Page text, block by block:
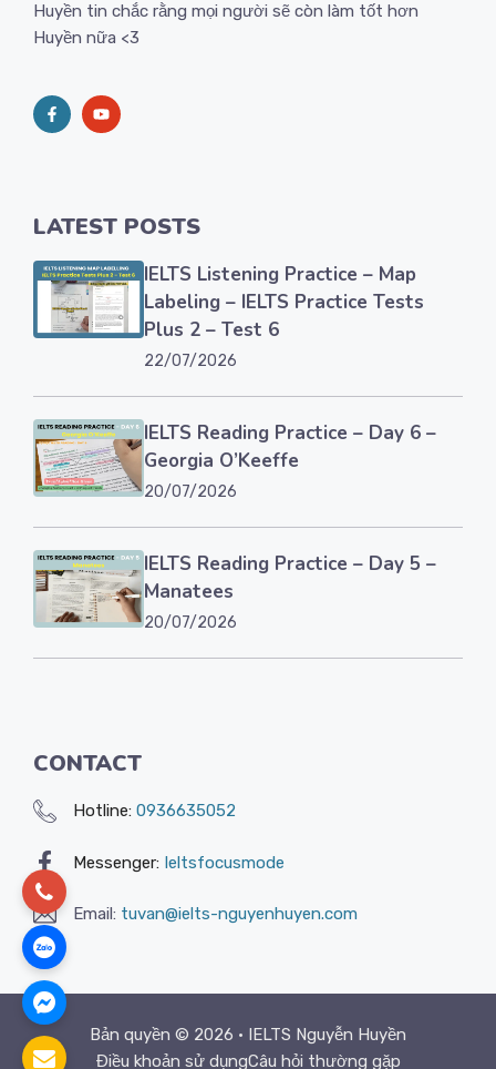
Huyền tin chắc rằng mọi người sẽ còn làm tốt hơn
Huyền nữa <3
LATEST POSTS
IELTS Listening Practice – Map
Labeling – IELTS Practice Tests
Plus 2 – Test 6
22/07/2026
IELTS Reading Practice – Day 6 –
Georgia O’Keeffe
20/07/2026
IELTS Reading Practice – Day 5 –
Manatees
20/07/2026
CONTACT
Hotline: 0936635052
Messenger: Ieltsfocusmode
Email: tuvan@ielts-nguyenhuyen.com
Bản quyền © 2026 •
IELTS Nguyễn Huyền
Điều khoản sử dụngCâu hỏi thường gặp